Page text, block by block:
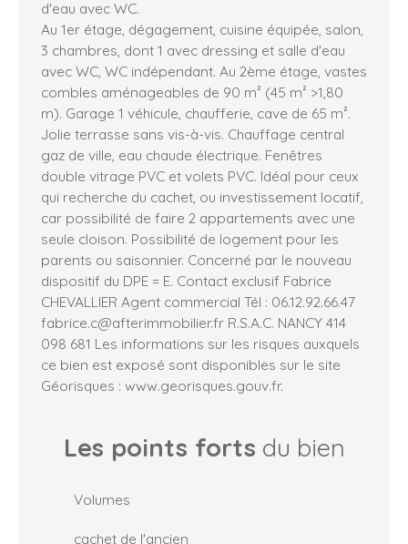
d'eau avec WC.
Au 1er étage, dégagement, cuisine équipée, salon,
3 chambres, dont 1 avec dressing et salle d'eau
avec WC, WC indépendant. Au 2ème étage, vastes
combles aménageables de 90 m² (45 m² >1,80
m). Garage 1 véhicule, chaufferie, cave de 65 m².
Jolie terrasse sans vis-à-vis. Chauffage central
gaz de ville, eau chaude électrique. Fenêtres
double vitrage PVC et volets PVC. Idéal pour ceux
qui recherche du cachet, ou investissement locatif,
car possibilité de faire 2 appartements avec une
seule cloison. Possibilité de logement pour les
parents ou saisonnier. Concerné par le nouveau
dispositif du DPE = E. Contact exclusif Fabrice
CHEVALLIER Agent commercial Tél : 06.12.92.66.47
fabrice.c@afterimmobilier.fr R.S.A.C. NANCY 414
098 681 Les informations sur les risques auxquels
ce bien est exposé sont disponibles sur le site
Géorisques : www.georisques.gouv.fr.
Les points forts du bien
Volumes
cachet de l'ancien